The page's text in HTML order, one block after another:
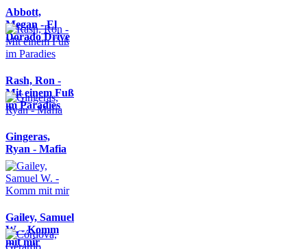
Abbott,
Megan - El
Dorado Drive
Rash, Ron -
Mit einem Fuß
im Paradies
Gingeras,
Ryan - Mafia
Gailey, Samuel
W. - Komm
mit mir